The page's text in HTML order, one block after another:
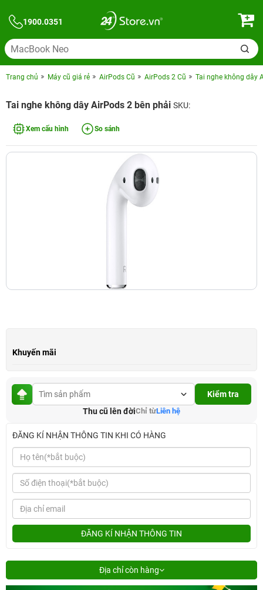
1900.0351
Trang chủ Máy cũ giá rẻ AirPods Cũ AirPods 2 Cũ Tai nghe không dây
Tai nghe không dây AirPods 2 bên phải SKU:
Xem cấu hình So sánh
Khuyến mãi
Kiểm tra
Thu cũ lên đờiChỉ từLiên hệ
ĐĂNG KÍ NHẬN THÔNG TIN KHI CÓ HÀNG
ĐĂNG KÍ NHẬN THÔNG TIN
Địa chỉ còn hàng